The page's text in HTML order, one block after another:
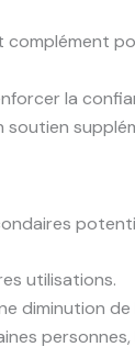
complément
la
soutien
utilisations.
diminution de